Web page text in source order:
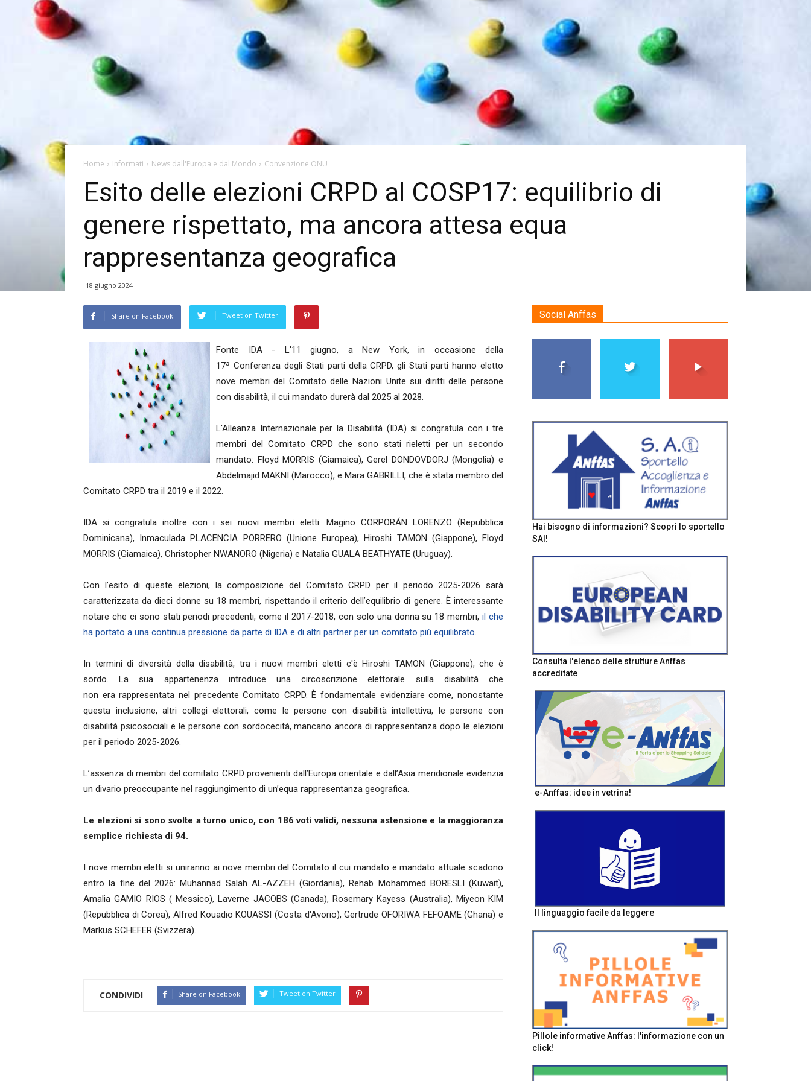
Home Informati News dall'Europa e dal Mondo Convenzione ONU
Esito delle elezioni CRPD al COSP17: equilibrio di
genere rispettato, ma ancora attesa equa
rappresentanza geografica
18 giugno 2024
Share on Facebook Tweet on Twitter
Fonte IDA - L'11 giugno, a New York, in occasione della
17ª Conferenza degli Stati parti della CRPD, gli Stati parti hanno eletto
nove membri del Comitato delle Nazioni Unite sui diritti delle persone
con disabilità, il cui mandato durerà dal 2025 al 2028.
L'Alleanza Internazionale per la Disabilità (IDA) si congratula con i tre
membri del Comitato CRPD che sono stati rieletti per un secondo
mandato: Floyd MORRIS (Giamaica), Gerel DONDOVDORJ (Mongolia) e
Abdelmajid MAKNI (Marocco), e Mara GABRILLI, che è stata membro del
Comitato CRPD tra il 2019 e il 2022.
IDA si congratula inoltre con i sei nuovi membri eletti: Magino CORPORÁN LORENZO (Repubblica
Dominicana), Inmaculada PLACENCIA PORRERO (Unione Europea), Hiroshi TAMON (Giappone), Floyd
MORRIS (Giamaica), Christopher NWANORO (Nigeria) e Natalia GUALA BEATHYATE (Uruguay).
Con l’esito di queste elezioni, la composizione del Comitato CRPD per il periodo 2025-2026 sarà
caratterizzata da dieci donne su 18 membri, rispettando il criterio dell’equilibrio di genere. È interessante
notare che ci sono stati periodi precedenti, come il 2017-2018, con solo una donna su 18 membri,il che
ha portato a una continua pressione da parte di IDA e di altri partner per un comitato più equilibrato.
In termini di diversità della disabilità, tra i nuovi membri eletti c'è Hiroshi TAMON (Giappone), che è
sordo. La sua appartenenza introduce una circoscrizione elettorale sulla disabilità che
non era rappresentata nel precedente Comitato CRPD. È fondamentale evidenziare come, nonostante
questa inclusione, altri collegi elettorali, come le persone con disabilità intellettiva, le persone con
disabilità psicosociali e le persone con sordocecità, mancano ancora di rappresentanza dopo le elezioni
per il periodo 2025-2026.
L’assenza di membri del comitato CRPD provenienti dall’Europa orientale e dall’Asia meridionale evidenzia
un divario preoccupante nel raggiungimento di un’equa rappresentanza geografica.
Le elezioni si sono svolte a turno unico, con 186 voti validi, nessuna astensione e la maggioranza
semplice richiesta di 94.
I nove membri eletti si uniranno ai nove membri del Comitato il cui mandato e mandato attuale scadono
entro la fine del 2026: Muhannad Salah AL-AZZEH (Giordania), Rehab Mohammed BORESLI (Kuwait),
Amalia GAMIO RIOS ( Messico), Laverne JACOBS (Canada), Rosemary Kayess (Australia), Miyeon KIM
(Repubblica di Corea), Alfred Kouadio KOUASSI (Costa d'Avorio), Gertrude OFORIWA FEFOAME (Ghana) e
Markus SCHEFER (Svizzera).
CONDIVIDI Share on Facebook Tweet on Twitter
Social Anffas
Hai bisogno di informazioni? Scopri lo sportello
SAI!
Consulta l'elenco delle strutture Anffas
accreditate
e-Anffas: idee in vetrina!
Il linguaggio facile da leggere
Pillole informative Anffas: l'informazione con un
click!